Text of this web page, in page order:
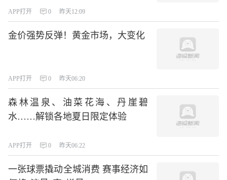
APP打开 0 昨天12:09
金价强势反弹！黄金市场，大变化
APP打开 0 昨天06:20
森林温泉、油菜花海、丹崖碧
水……解锁各地夏日限定体验
APP打开 0 昨天06:22
一张球票撬动全城消费 赛事经济如